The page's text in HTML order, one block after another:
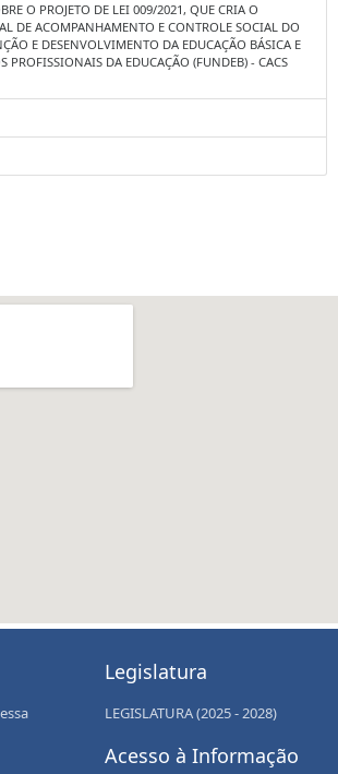
O PROJETO DE LEI 009/2021, QUE CRIA O
DE ACOMPANHAMENTO E CONTROLE SOCIAL DO
E DESENVOLVIMENTO DA EDUCAÇÃO BÁSICA E
PROFISSIONAIS DA EDUCAÇÃO (FUNDEB) - CACS
Legislatura
LEGISLATURA (2025 - 2028)
Acesso à Informação